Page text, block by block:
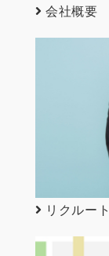
会社概要
リクルート